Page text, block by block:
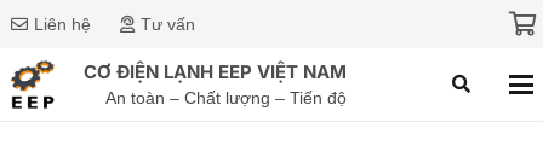
Liên hệ Tư vấn
CƠ ĐIỆN LẠNH EEP VIỆT NAM
An toàn – Chất lượng – Tiến độ